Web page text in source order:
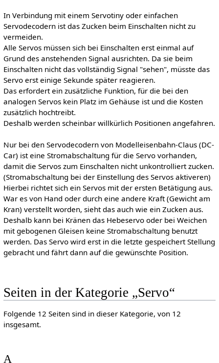
In Verbindung mit einem Servotiny oder einfachen
Servodecodern ist das Zucken beim Einschalten nicht zu
vermeiden.
Alle Servos müssen sich bei Einschalten erst einmal auf
Grund des anstehenden Signal ausrichten. Da sie beim
Einschalten nicht das vollständig Signal "sehen", müsste das
Servo erst einige Sekunde später reagieren.
Das erfordert ein zusätzliche Funktion, für die bei den
analogen Servos kein Platz im Gehäuse ist und die Kosten
zusätzlich hochtreibt.
Deshalb werden scheinbar willkürlich Positionen angefahren.
Nur bei den Servodecodern von Modelleisenbahn-Claus (DC-
Car) ist eine Stromabschaltung für die Servo vorhanden,
damit die Servos zum Einschalten nicht unkontrolliert zucken.
(Stromabschaltung bei der Einstellung des Servos aktiveren)
Hierbei richtet sich ein Servos mit der ersten Betätigung aus.
War es von Hand oder durch eine andere Kraft (Gewicht am
Kran) verstellt worden, sieht das auch wie ein Zucken aus.
Deshalb kann bei Kränen das Hebeservo oder bei Weichen
mit gebogenen Gleisen keine Stromabschaltung benutzt
werden. Das Servo wird erst in die letzte gespeichert Stellung
gebracht und fährt dann auf die gewünschte Position.
Seiten in der Kategorie „Servo“
Folgende 12 Seiten sind in dieser Kategorie, von 12
insgesamt.
A